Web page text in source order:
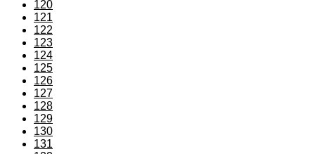
120
121
122
123
124
125
126
127
128
129
130
131